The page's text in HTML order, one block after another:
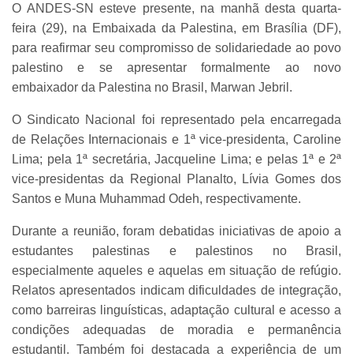
O ANDES-SN esteve presente, na manhã desta quarta-
feira (29), na Embaixada da Palestina, em Brasília (DF),
para reafirmar seu compromisso de solidariedade ao povo
palestino e se apresentar formalmente ao novo
embaixador da Palestina no Brasil, Marwan Jebril.
O Sindicato Nacional foi representado pela encarregada
de Relações Internacionais e 1ª vice-presidenta, Caroline
Lima; pela 1ª secretária, Jacqueline Lima; e pelas 1ª e 2ª
vice-presidentas da Regional Planalto, Lívia Gomes dos
Santos e Muna Muhammad Odeh, respectivamente.
Durante a reunião, foram debatidas iniciativas de apoio a
estudantes palestinas e palestinos no Brasil,
especialmente aqueles e aquelas em situação de refúgio.
Relatos apresentados indicam dificuldades de integração,
como barreiras linguísticas, adaptação cultural e acesso a
condições adequadas de moradia e permanência
estudantil. Também foi destacada a experiência de um